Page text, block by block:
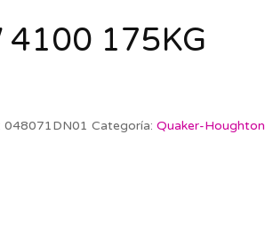
4100 175KG
048071DN01 Categoría:Quaker-Houghton